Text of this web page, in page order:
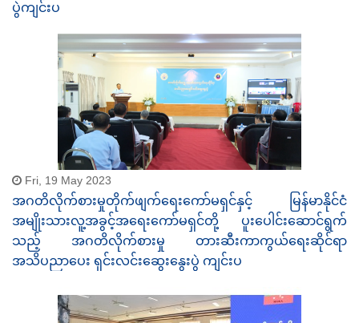
ပွဲကျင်းပ
Fri, 19 May 2023
အဂတိလိုက်စားမှုတိုက်ဖျက်ရေးကော်မရှင်နှင့် မြန်မာနိုင်ငံ
အမျိုးသားလူ့အခွင့်အရေးကော်မရှင်တို့ ပူးပေါင်းဆောင်ရွက်
သည့် အဂတိလိုက်စားမှု တားဆီးကာကွယ်ရေးဆိုင်ရာ
အသိပညာပေး ရှင်းလင်းဆွေးနွေးပွဲ ကျင်းပ